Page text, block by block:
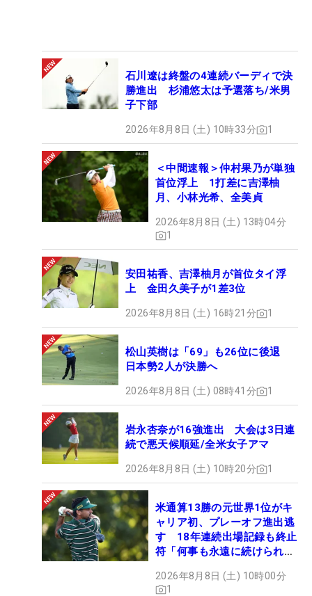
石川遼は終盤の4連続バーディで決
勝進出 杉浦悠太は予選落ち/米男
子下部
2026年8月8日 (土) 10時33分 1
＜中間速報＞仲村果乃が単独
首位浮上 1打差に吉澤柚
月、小林光希、全美貞
2026年8月8日 (土) 13時04分
1
安田祐香、吉澤柚月が首位タイ浮
上 金田久美子が1差3位
2026年8月8日 (土) 16時21分 1
松山英樹は「69」も26位に後退
日本勢2人が決勝へ
2026年8月8日 (土) 08時41分 1
岩永杏奈が16強進出 大会は3日連
続で悪天候順延/全米女子アマ
2026年8月8日 (土) 10時20分 1
米通算13勝の元世界1位がキ
ャリア初、プレーオフ進出逃
す 18年連続出場記録も終止
符「何事も永遠に続けられな
2026年8月8日 (土) 10時00分
1